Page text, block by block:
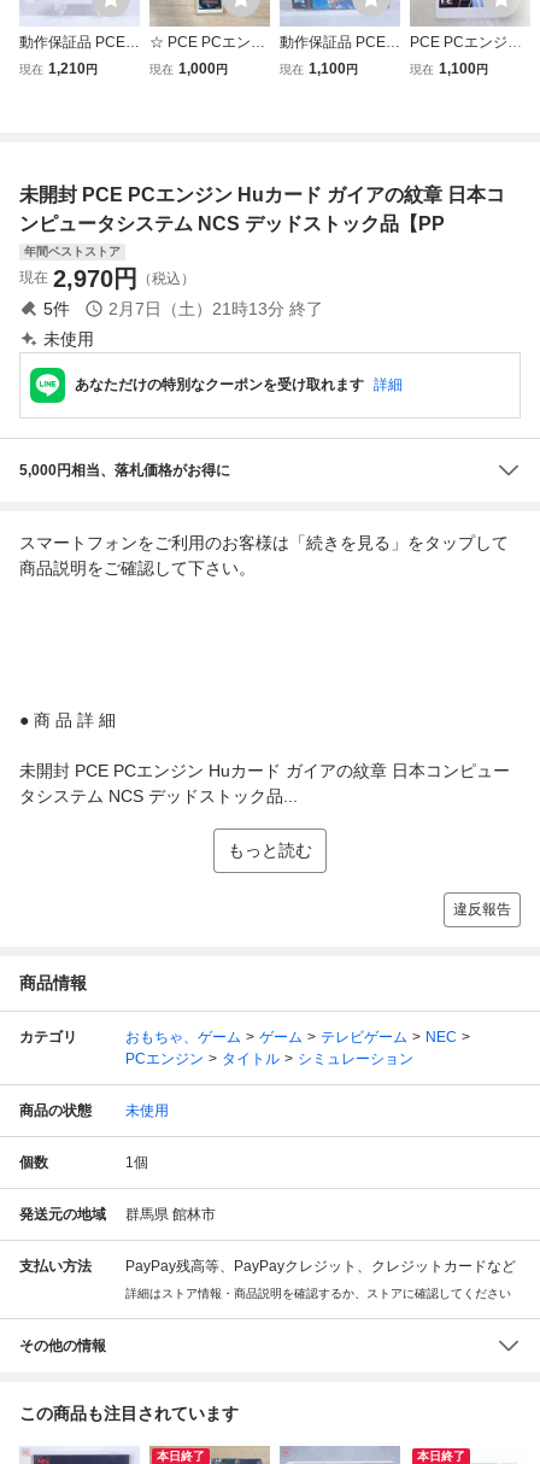
動作保証品 PCE P
Cエンジン CD-RO
現在 1,210円
☆ PCE PCエンジ
ン Huカード ガイ
現在 1,000円
動作保証品 PCE P
Cエンジン Huカー
現在 1,100円
PCE PCエンジン
Huカード GRADI
現在 1,100円
未開封 PCE PCエンジン Huカード ガイアの紋章 日本コ
ンピュータシステム NCS デッドストック品【PP
年間ベストストア
現在 2,970円 （税込）
5件 2月7日（土）21時13分 終了
未使用
あなただけの特別なクーポンを受け取れます 詳細
5,000円相当、落札価格がお得に
スマートフォンをご利用のお客様は「続きを見る」をタップして
商品説明をご確認して下さい。
● 商 品 詳 細
未開封 PCE PCエンジン Huカード ガイアの紋章 日本コンピュー
タシステム NCS デッドストック品...
もっと読む
違反報告
商品情報
カテゴリ おもちゃ、ゲーム ゲーム テレビゲーム
NEC
PCエンジン
タイトル シミュレーション
商品の状態 未使用
個数 1個
発送元の地域 群馬県 館林市
支払い方法 PayPay残高等、PayPayクレジット、クレジットカードなど
詳細はストア情報・商品説明を確認するか、ストアに確認してください
その他の情報
この商品も注目されています
本日終了 本日終了